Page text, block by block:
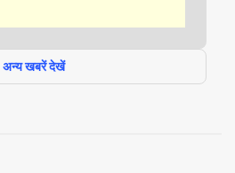
अन्य खबरें देखें